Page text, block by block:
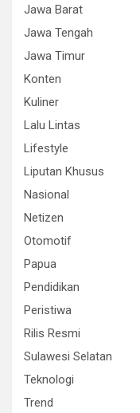
Jawa Barat
Jawa Tengah
Jawa Timur
Konten
Kuliner
Lalu Lintas
Lifestyle
Liputan Khusus
Nasional
Netizen
Otomotif
Papua
Pendidikan
Peristiwa
Rilis Resmi
Sulawesi Selatan
Teknologi
Trend